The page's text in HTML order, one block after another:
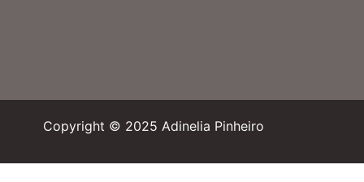
Copyright © 2025 Adinelia Pinheiro